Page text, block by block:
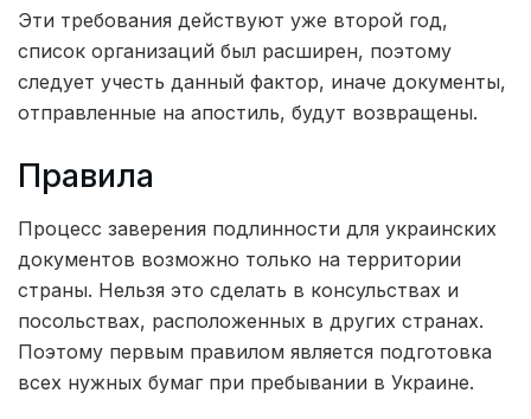
Эти требования действуют уже второй год,
список организаций был расширен, поэтому
следует учесть данный фактор, иначе документы,
отправленные на апостиль, будут возвращены.
Правила
Процесс заверения подлинности для украинских
документов возможно только на территории
страны. Нельзя это сделать в консульствах и
посольствах, расположенных в других странах.
Поэтому первым правилом является подготовка
всех нужных бумаг при пребывании в Украине.